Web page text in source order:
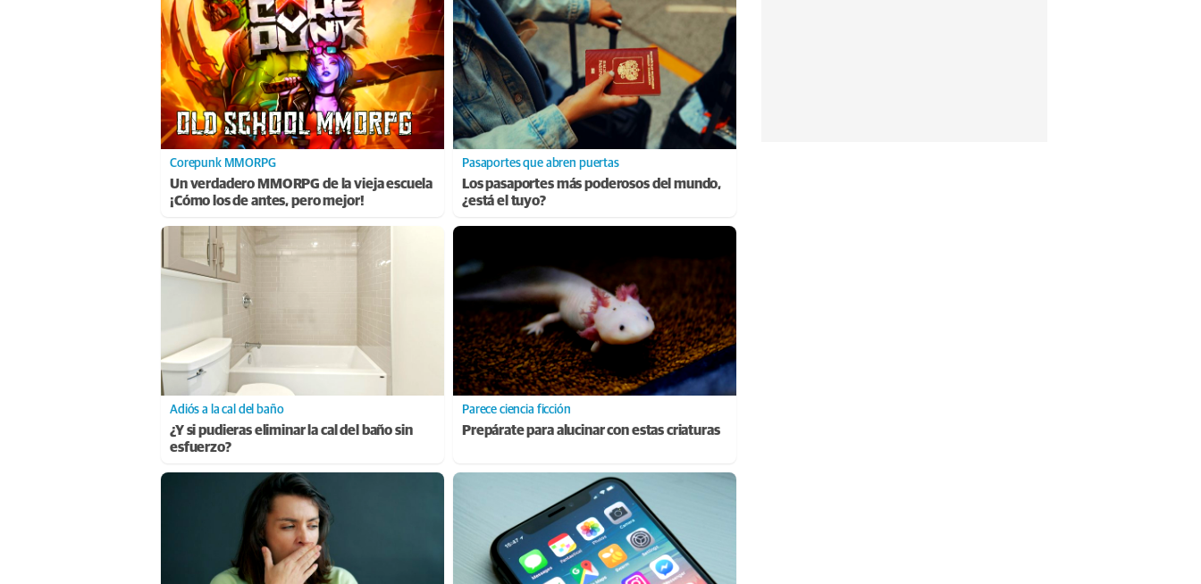
Corepunk MMORPG
Un verdadero MMORPG de la vieja escuela
¡Cómo los de antes, pero mejor!
Pasaportes que abren puertas
Los pasaportes más poderosos del mundo,
¿está el tuyo?
Adiós a la cal del baño
¿Y si pudieras eliminar la cal del baño sin
esfuerzo?
Parece ciencia ficción
Prepárate para alucinar con estas criaturas